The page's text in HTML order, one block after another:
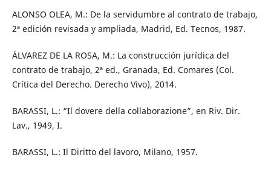
ALONSO OLEA, M.: De la servidumbre al contrato de trabajo,
2ª edición revisada y ampliada, Madrid, Ed. Tecnos, 1987.
ÁLVAREZ DE LA ROSA, M.: La construcción jurídica del
contrato de trabajo, 2ª ed., Granada, Ed. Comares (Col.
Crítica del Derecho. Derecho Vivo), 2014.
BARASSI, L.: “Il dovere della collaborazione”, en Riv. Dir.
Lav., 1949, I.
BARASSI, L.: Il Diritto del lavoro, Milano, 1957.